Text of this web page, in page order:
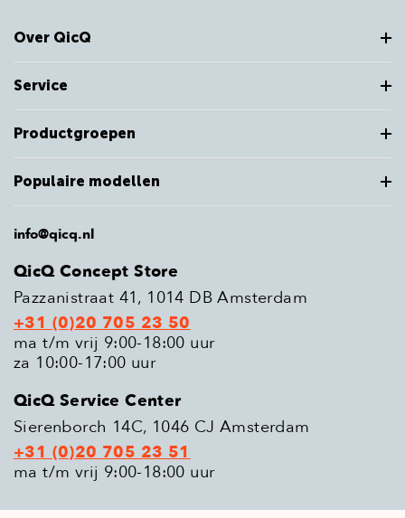
Over QicQ
Service
Productgroepen
Populaire modellen
info@qicq.nl
QicQ Concept Store
Pazzanistraat 41, 1014 DB Amsterdam
+31 (0)20 705 23 50
ma t/m vrij 9:00-18:00 uur
za 10:00-17:00 uur
QicQ Service Center
Sierenborch 14C, 1046 CJ Amsterdam
+31 (0)20 705 23 51
ma t/m vrij 9:00-18:00 uur